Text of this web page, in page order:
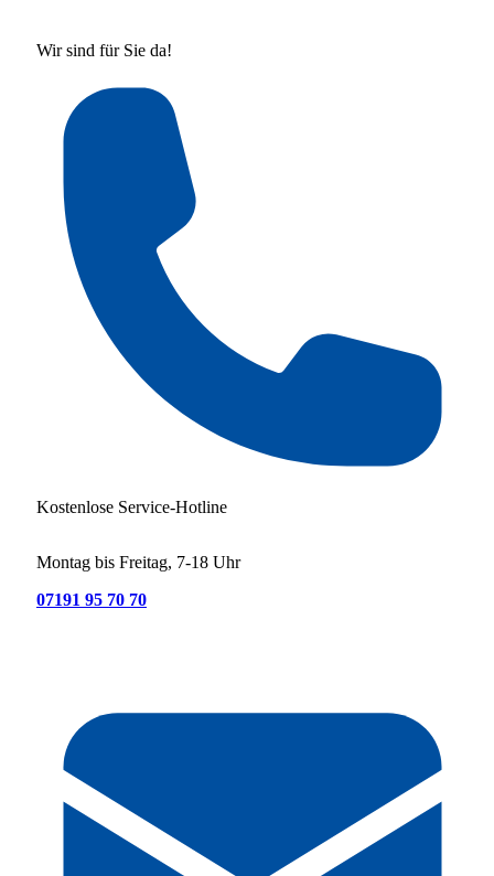
Wir sind für Sie da!
Kostenlose Service-Hotline
Montag bis Freitag, 7-18 Uhr
07191 95 70 70